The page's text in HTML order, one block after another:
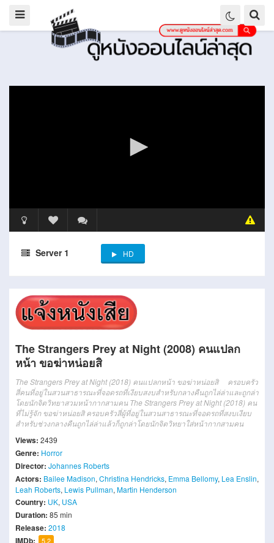
Server 1 HD
The Strangers Prey at Night (2008) คนแปลก
หน้า ขอฆ่าหน่อยสิ
The Strangers Prey at Night (2018) คนแปลกหน้า ขอฆ่าหน่อยสิ ครอบครัว
สี่คนที่อยู่ในสวนสาธารณะที่จอดรถที่เงียบสงบสำหรับกลางคืนถูกไล่ล่าและถูกล่า
โดยนักจิตวิทยาสวมหน้ากากสามคน The Strangers Prey at Night (2018) คน
ที่ไม่รู้จัก ขอฆ่าหน่อยสิ ครอบครัวสี่ผู้ที่อยู่ในสวนสาธารณะที่จอดรถที่สงบเงียบ
สำหรับช่วงกลางคืนถูกไล่ล่าแล้วก็ถูกล่าโดยนักจิตวิทยาใส่หน้ากากสามคน
Views: 2439
Genre: Horror
Director: Johannes Roberts
Actors: Bailee Madison, Christina Hendricks, Emma Bellomy, Lea Enslin,
Leah Roberts, Lewis Pullman, Martin Henderson
Country: UK, USA
Duration: 85 min
Release: 2018
IMDb: 5.2